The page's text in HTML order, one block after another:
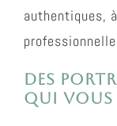
authentiques,
Des
qui vous